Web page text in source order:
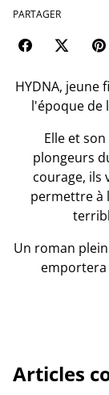
PARTAGER
HYDNA, jeune
l'époque de
Elle et
plongeurs
courage,
permettre à
Un roman
emportera
Articles